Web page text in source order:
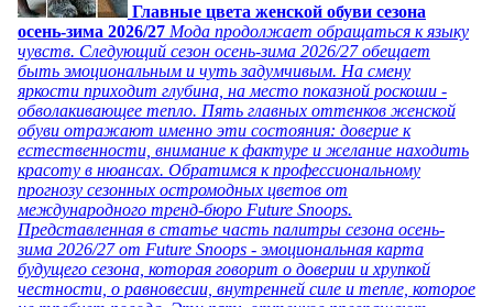
Главные цвета женской обуви сезона
осень-зима 2026/27 Мода продолжает обращаться к языку
чувств. Следующий сезон осень-зима 2026/27 обещает
быть эмоциональным и чуть задумчивым. На смену
яркости приходит глубина, на место показной роскоши -
обволакивающее тепло. Пять главных оттенков женской
обуви отражают именно эти состояния: доверие к
естественности, внимание к фактуре и желание находить
красоту в нюансах. Обратимся к профессиональному
прогнозу сезонных остромодных цветов от
международного тренд-бюро Future Snoops.
Представленная в статье часть палитры сезона осень-
зима 2026/27 от Future Snoops - эмоциональная карта
будущего сезона, которая говорит о доверии и хрупкой
честности, о равновесии, внутренней силе и тепле, которое